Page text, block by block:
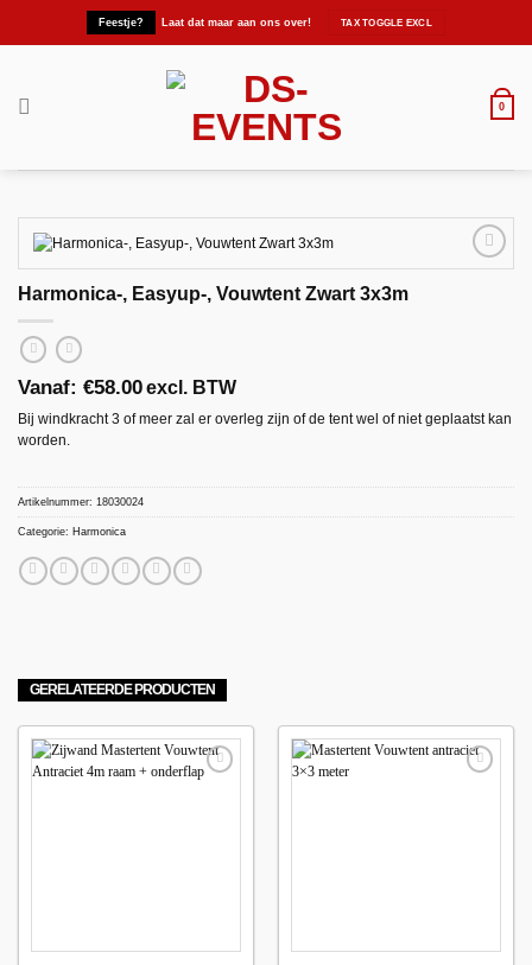
Feestje? Laat dat maar aan ons over!
0
Harmonica-, Easyup-, Vouwtent Zwart 3x3m
Vanaf: €58.00excl. BTW
Bij windkracht 3 of meer zal er overleg zijn of de tent wel of niet geplaatst kan
worden.
Artikelnummer: 18030024
Categorie: Harmonica
GERELATEERDE PRODUCTEN